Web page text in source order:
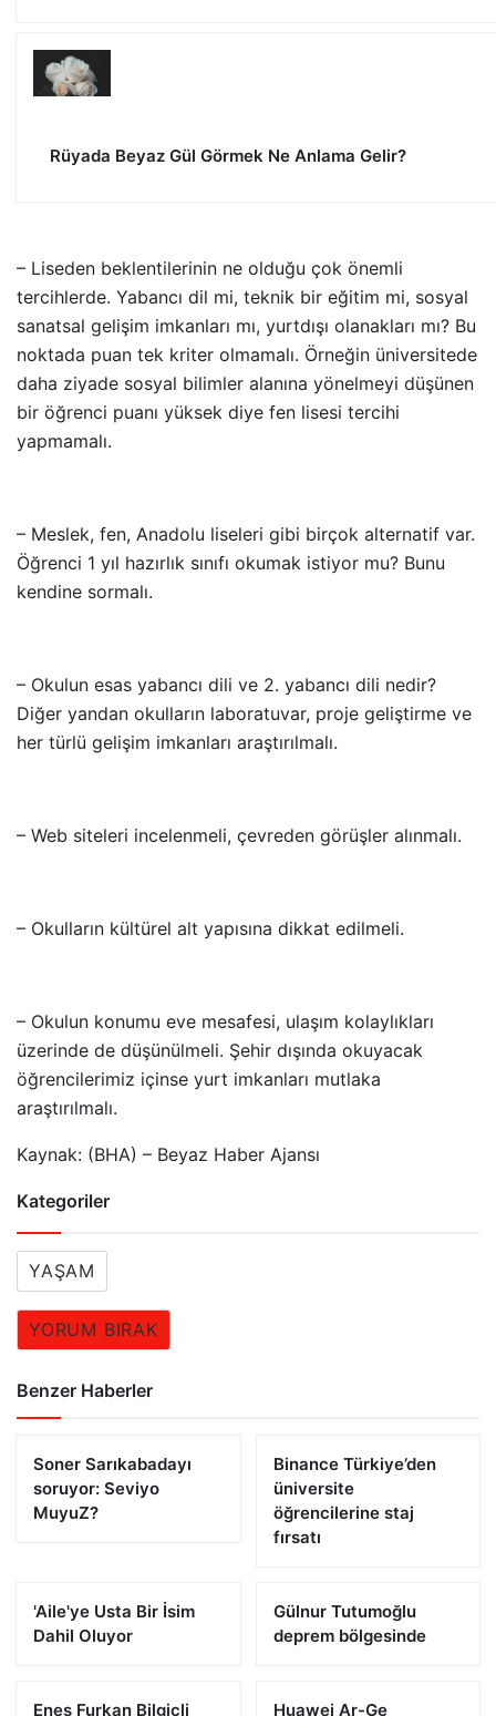
Rüyada Beyaz Gül Görmek Ne Anlama Gelir?
– Liseden beklentilerinin ne olduğu çok önemli
tercihlerde. Yabancı dil mi, teknik bir eğitim mi, sosyal
sanatsal gelişim imkanları mı, yurtdışı olanakları mı? Bu
noktada puan tek kriter olmamalı. Örneğin üniversitede
daha ziyade sosyal bilimler alanına yönelmeyi düşünen
bir öğrenci puanı yüksek diye fen lisesi tercihi
yapmamalı.
– Meslek, fen, Anadolu liseleri gibi birçok alternatif var.
Öğrenci 1 yıl hazırlık sınıfı okumak istiyor mu? Bunu
kendine sormalı.
– Okulun esas yabancı dili ve 2. yabancı dili nedir?
Diğer yandan okulların laboratuvar, proje geliştirme ve
her türlü gelişim imkanları araştırılmalı.
– Web siteleri incelenmeli, çevreden görüşler alınmalı.
– Okulların kültürel alt yapısına dikkat edilmeli.
– Okulun konumu eve mesafesi, ulaşım kolaylıkları
üzerinde de düşünülmeli. Şehir dışında okuyacak
öğrencilerimiz içinse yurt imkanları mutlaka
araştırılmalı.
Kaynak: (BHA) – Beyaz Haber Ajansı
Kategoriler
YAŞAM
YORUM BIRAK
Benzer Haberler
Soner Sarıkabadayı
soruyor: Seviyo
MuyuZ?
Binance Türkiye’den
üniversite
öğrencilerine staj
fırsatı
'Aile'ye Usta Bir İsim
Dahil Oluyor
Gülnur Tutumoğlu
deprem bölgesinde
Enes Furkan Bilgiçli Huawei Ar-Ge